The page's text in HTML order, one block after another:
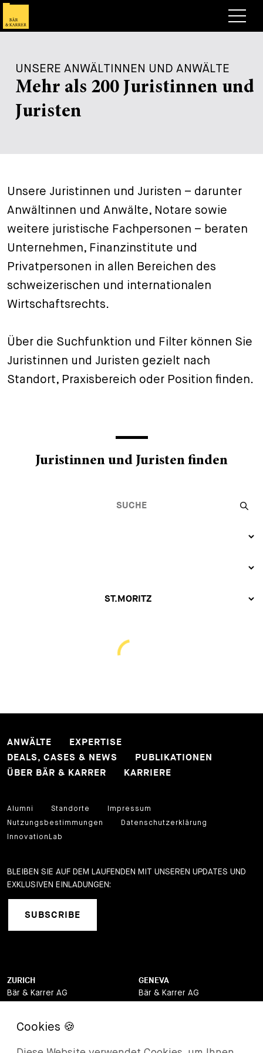
Expertise
Corporate News
+
Briefing
Vortrag
Guide
Legal Insight
Über Bär & Karrer
Arbeiten bei uns
Übersicht
Anwälte
Substituten
Administration
Stellen
Offene Stellen
+
Bewerben
Bewerbungsprozess
Spontanbewerbung
Ihre Karriere
Kontakt
Suche
EN DE FR
UNSERE ANWÄLTINNEN UND ANWÄLTE
Mehr als 200 Juristinnen und
Juristen
Unsere Juristinnen und Juristen – darunter
Anwältinnen und Anwälte, Notare sowie
weitere juristische Fachpersonen – beraten
Unternehmen, Finanzinstitute und
Privatpersonen in allen Bereichen des
schweizerischen und internationalen
Wirtschaftsrechts.
Über die Suchfunktion und Filter können Sie
Juristinnen und Juristen gezielt nach
Standort, Praxisbereich oder Position finden.
Juristinnen und Juristen finden
ANWÄLTE
EXPERTISE
DEALS, CASES & NEWS
PUBLIKATIONEN
ÜBER BÄR & KARRER
KARRIERE
Alumni Standorte
Impressum
Nutzungsbestimmungen
Datenschutzerklärung
InnovationLab
BLEIBEN SIE AUF DEM LAUFENDEN MIT UNSEREN UPDATES UND
EXKLUSIVEN EINLADUNGEN:
SUBSCRIBE
ZURICH
Bär & Karrer AG
Switzerland
GENEVA
Bär & Karrer AG